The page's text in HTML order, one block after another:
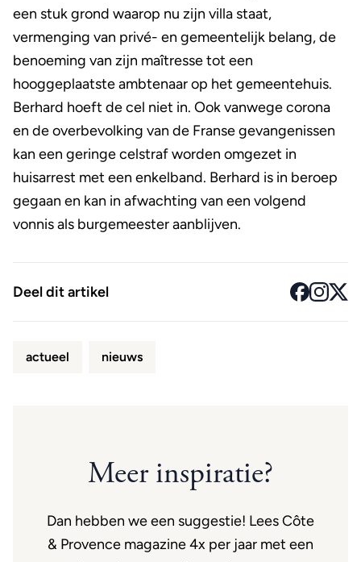
een stuk grond waarop nu zijn villa staat,
vermenging van privé- en gemeentelijk belang, de
benoeming van zijn maîtresse tot een
hooggeplaatste ambtenaar op het gemeentehuis.
Berhard hoeft de cel niet in. Ook vanwege corona
en de overbevolking van de Franse gevangenissen
kan een geringe celstraf worden omgezet in
huisarrest met een enkelband. Berhard is in beroep
gegaan en kan in afwachting van een volgend
vonnis als burgemeester aanblijven.
Deel dit artikel
actueel nieuws
Meer inspiratie?
Dan hebben we een suggestie! Lees Côte
& Provence magazine 4x per jaar met een